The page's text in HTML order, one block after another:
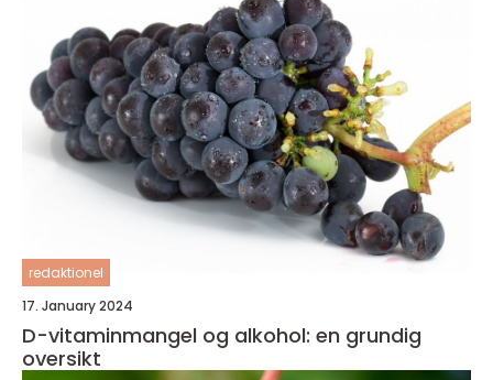
redaktionel
17. January 2024
D-vitaminmangel og alkohol: en grundig
oversikt